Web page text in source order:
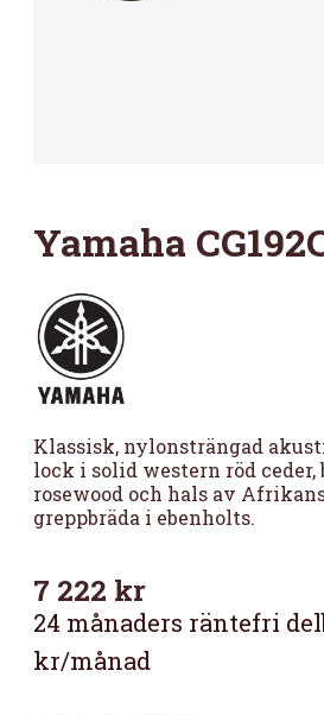
Yamaha
Klassisk, nylonsträngad
lock i solid western röd ceder,
rosewood och hals av
greppbräda i ebenholts.
7 222 kr
24 månaders räntefri
kr/månad